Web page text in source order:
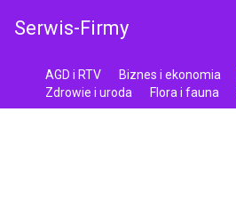
Serwis-Firmy
AGD i RTV Biznes i ekonomia
Zdrowie i uroda
Flora i fauna